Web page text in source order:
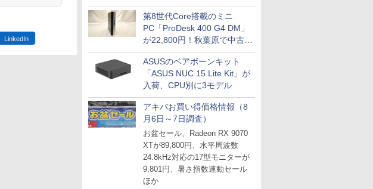
第8世代Core搭載のミニ
PC「ProDesk 400 G4 DM」
が22,800円！秋葉原で中古
PCセール
ASUSのベアボーンキット
「ASUS NUC 15 Lite Kit」が
入荷、CPU別に3モデル
アキバお買い得価格情報（8
月6日～7日調査）
お盆セール、Radeon RX 9070
XTが89,800円、水平周波数
24.8kHz対応の17型モニターが
9,801円、暑さ指数連動セール
ほか
LinkedIn